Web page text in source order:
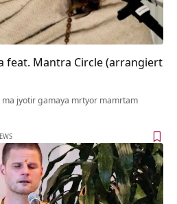
feat. Mantra Circle (arrangiert
jyotir gamaya mrtyor mamrtam